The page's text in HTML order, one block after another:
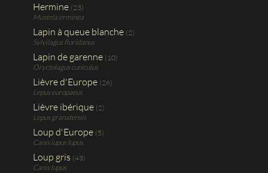
Hermine (23)
Mustela erminea
Lapin à queue blanche (2)
Sylvilagus floridanus
Lapin de garenne (10)
Oryctolagus cuniculus
Lièvre d'Europe (26)
Lepus europaeus
Lièvre ibérique (2)
Lepus granatensis
Loup d'Europe (5)
Canis lupus lupus
Loup gris (43)
Canis lupus